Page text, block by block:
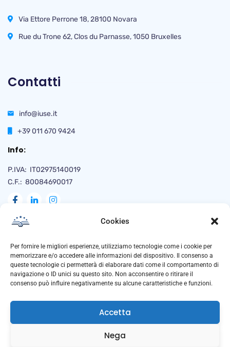
Cookies
Per fornire le migliori esperienze, utilizziamo tecnologie come i cookie per
memorizzare e/o accedere alle informazioni del dispositivo. Il consenso a
queste tecnologie ci permetterà di elaborare dati come il comportamento di
navigazione o ID unici su questo sito. Non acconsentire o ritirare il
consenso può influire negativamente su alcune caratteristiche e funzioni.
Accetta
Nega
Via Ettore Perrone 18, 28100 Novara
Rue du Trone 62, Clos du Parnasse, 1050 Bruxelles
Contatti
info@iuse.it
+39 011 670 9424
Info:
P.IVA: IT02975140019
C.F.: 80084690017
Naviga
Privacy Policy